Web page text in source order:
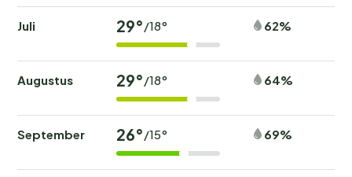
Juli 29°/18° 62%
Augustus 29°/18° 64%
September 26°/15° 69%